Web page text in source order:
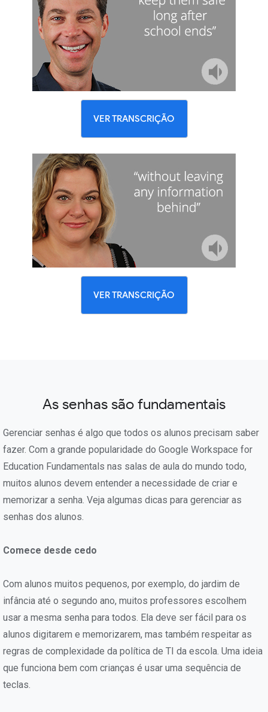
VER TRANSCRIÇÃO
VER TRANSCRIÇÃO
As senhas são fundamentais
Gerenciar senhas é algo que todos os alunos precisam saber
fazer. Com a grande popularidade do Google Workspace for
Education Fundamentals nas salas de aula do mundo todo,
muitos alunos devem entender a necessidade de criar e
memorizar a senha. Veja algumas dicas para gerenciar as
senhas dos alunos.
Comece desde cedo
Com alunos muitos pequenos, por exemplo, do jardim de
infância até o segundo ano, muitos professores escolhem
usar a mesma senha para todos. Ela deve ser fácil para os
alunos digitarem e memorizarem, mas também respeitar as
regras de complexidade da política de TI da escola. Uma ideia
que funciona bem com crianças é usar uma sequência de
teclas.